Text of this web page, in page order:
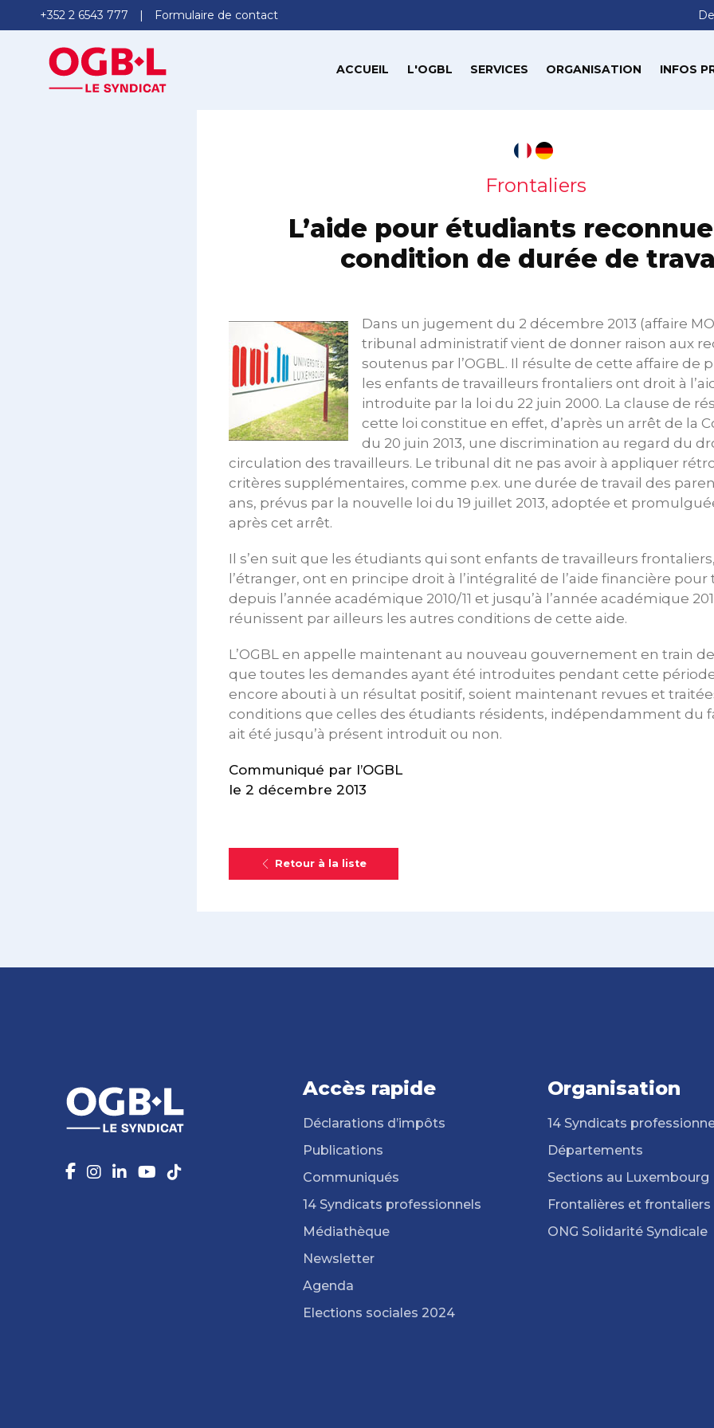
+352 2 6543 777 Formulaire de contact
ACCUEIL L'OGBL SERVICES ORGANISATION INFOS
Frontaliers
L’aide pour étudiants
condition de durée de
Dans un jugement du 2 décembre 2013 (affaire
tribunal administratif vient de donner raison aux
soutenus par l’OGBL. Il résulte de cette affaire de
les enfants de travailleurs frontaliers ont droit à
introduite par la loi du 22 juin 2000. La clause de
cette loi constitue en effet, d’après un arrêt de la
du 20 juin 2013, une discrimination au regard du
circulation des travailleurs. Le tribunal dit ne pas avoir à appliquer
critères supplémentaires, comme p.ex. une durée de travail des
ans, prévus par la nouvelle loi du 19 juillet 2013, adoptée et
après cet arrêt.
Il s’en suit que les étudiants qui sont enfants de travailleurs
l’étranger, ont en principe droit à l’intégralité de l’aide financière
depuis l’année académique 2010/11 et jusqu’à l’année académique
réunissent par ailleurs les autres conditions de cette aide.
L’OGBL en appelle maintenant au nouveau gouvernement en train
que toutes les demandes ayant été introduites pendant cette
encore abouti à un résultat positif, soient maintenant revues et
conditions que celles des étudiants résidents, indépendamment du
ait été jusqu’à présent introduit ou non.
Communiqué par l’OGBL
le 2 décembre 2013
Retour à la liste
Accès rapide
Déclarations d’impôts
Publications
Communiqués
14 Syndicats professionnels
Médiathèque
Newsletter
Agenda
Elections sociales 2024
Organisation
14 Syndicats
Départements
Sections au Luxembourg
Frontalières et frontaliers
ONG Solidarité Syndicale